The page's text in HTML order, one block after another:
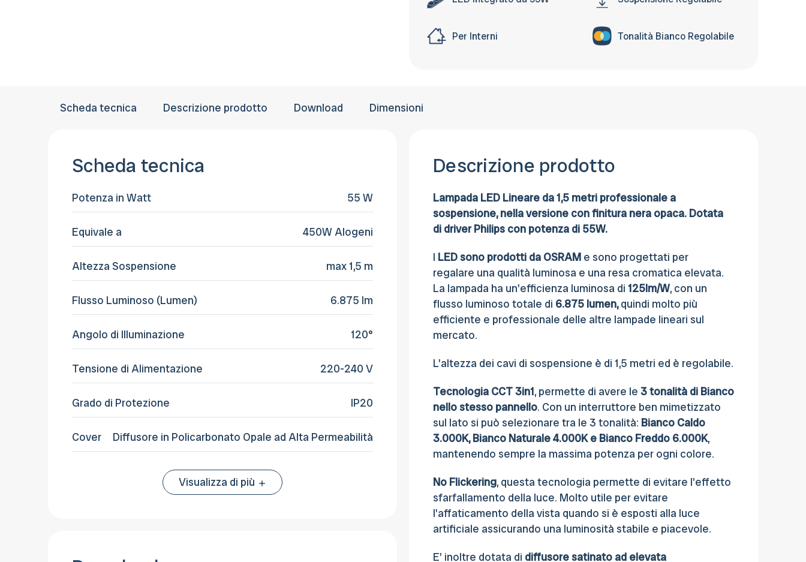
il pagamento
Carta di credito, Bonifico bancario o al
Per Interni Tonalità Bianco Regolabile
Scheda tecnica Descrizione prodotto Download Dimensioni
Scheda tecnica
Potenza in Watt 55 W
Equivale a 450W Alogeni
Altezza Sospensione max 1,5 m
Flusso Luminoso (Lumen) 6.875 lm
Angolo di Illuminazione 120°
Tensione di Alimentazione 220-240 V
Grado di Protezione IP20
Cover Diffusore in Policarbonato Opale ad Alta Permeabilità
Visualizza di più
Descrizione prodotto
Lampada LED Lineare da 1,5 metri professionale a
sospensione, nella versione con finitura nera opaca. Dotata
di driver Philips con potenza di 55W.
I LED sono prodotti da OSRAM e sono progettati per
regalare una qualità luminosa e una resa cromatica elevata.
La lampada ha un'efficienza luminosa di 125lm/W, con un
flusso luminoso totale di 6.875 lumen,quindi molto più
efficiente e professionale delle altre lampade lineari sul
mercato.
L'altezza dei cavi di sospensione è di 1,5 metri ed è regolabile.
Tecnologia CCT 3in1, permette di avere le 3 tonalità di Bianco
nello stesso pannello. Con un interruttore ben mimetizzato
sul lato si può selezionare tra le 3 tonalità: Bianco Caldo
3.000K, Bianco Naturale 4.000K e Bianco Freddo 6.000K,
mantenendo sempre la massima potenza per ogni colore.
No Flickering, questa tecnologia permette di evitare l'effetto
sfarfallamento della luce. Molto utile per evitare
l'affaticamento della vista quando si è esposti alla luce
artificiale assicurando una luminosità stabile e piacevole.
E' inoltre dotata di diffusore satinato ad elevata